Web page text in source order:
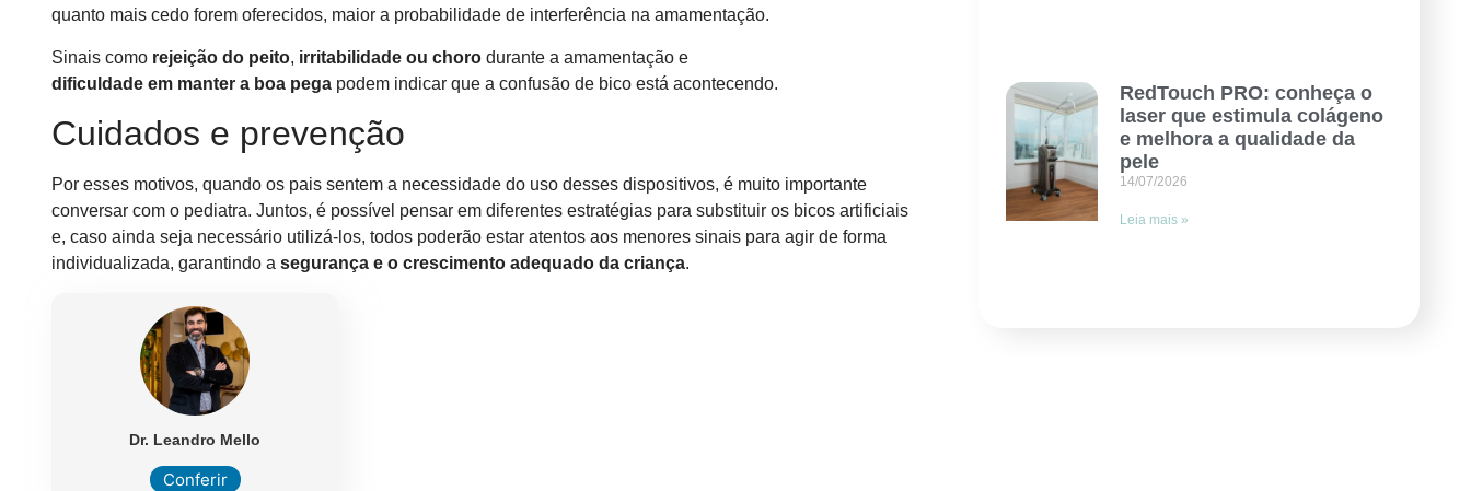
quanto mais cedo forem oferecidos, maior a probabilidade de interferência na amamentação.
Sinais como rejeição do peito, irritabilidade ou choro durante a amamentação e
dificuldade em manter a boa pega podem indicar que a confusão de bico está acontecendo.
Cuidados e prevenção
Por esses motivos, quando os pais sentem a necessidade do uso desses dispositivos, é muito importante
conversar com o pediatra. Juntos, é possível pensar em diferentes estratégias para substituir os bicos artificiais
e, caso ainda seja necessário utilizá-los, todos poderão estar atentos aos menores sinais para agir de forma
individualizada, garantindo a segurança e o crescimento adequado da criança.
Dr. Leandro Mello
Conferir
RedTouch PRO: conheça o
laser que estimula colágeno
e melhora a qualidade da
pele
14/07/2026
Leia mais »